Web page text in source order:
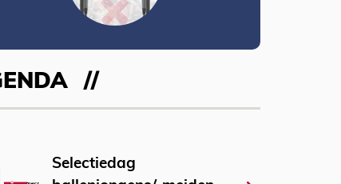
Selectiedag